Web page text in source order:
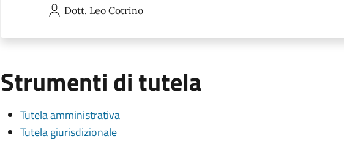
Dott. Leo Cotrino
Strumenti di tutela
Tutela amministrativa
Tutela giurisdizionale